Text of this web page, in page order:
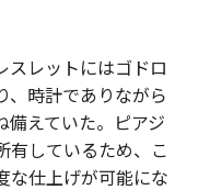
スレットにはゴドロ
、時計でありながら
備えていた。ピアジ
有しているため、こ
な仕上げが可能にな